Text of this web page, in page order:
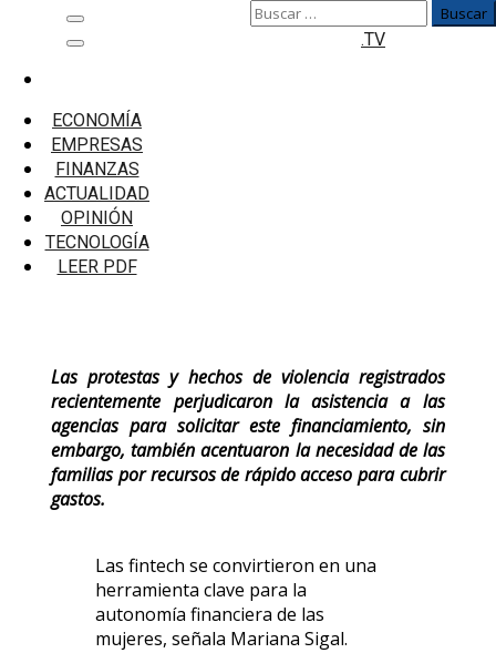
Menú
principal
ECONOMÍA
EMPRESAS
FINANZAS
ACTUALIDAD
OPINIÓN
TECNOLOGÍA
LEER PDF
Buscar:
.TV
Créditos pignoraticios sumaron S/223 millones
en el sistema de Cajas Municipales
Créditos pignoraticios sumaron S/223
millones en el sistema de Cajas
Municipales
Las protestas y hechos de violencia registrados
recientemente perjudicaron la asistencia a las
agencias para solicitar este financiamiento, sin
embargo, también acentuaron la necesidad de las
familias por recursos de rápido acceso para cubrir
gastos.
Las fintech se convirtieron en una
herramienta clave para la
autonomía financiera de las
mujeres, señala Mariana Sigal.